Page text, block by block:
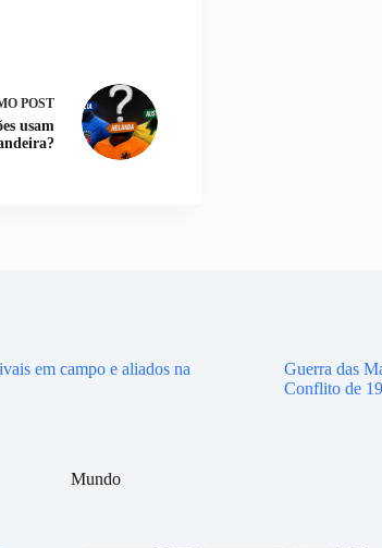
POST
usam
em campo e aliados na
Guerra das
Conflito de
Mundo